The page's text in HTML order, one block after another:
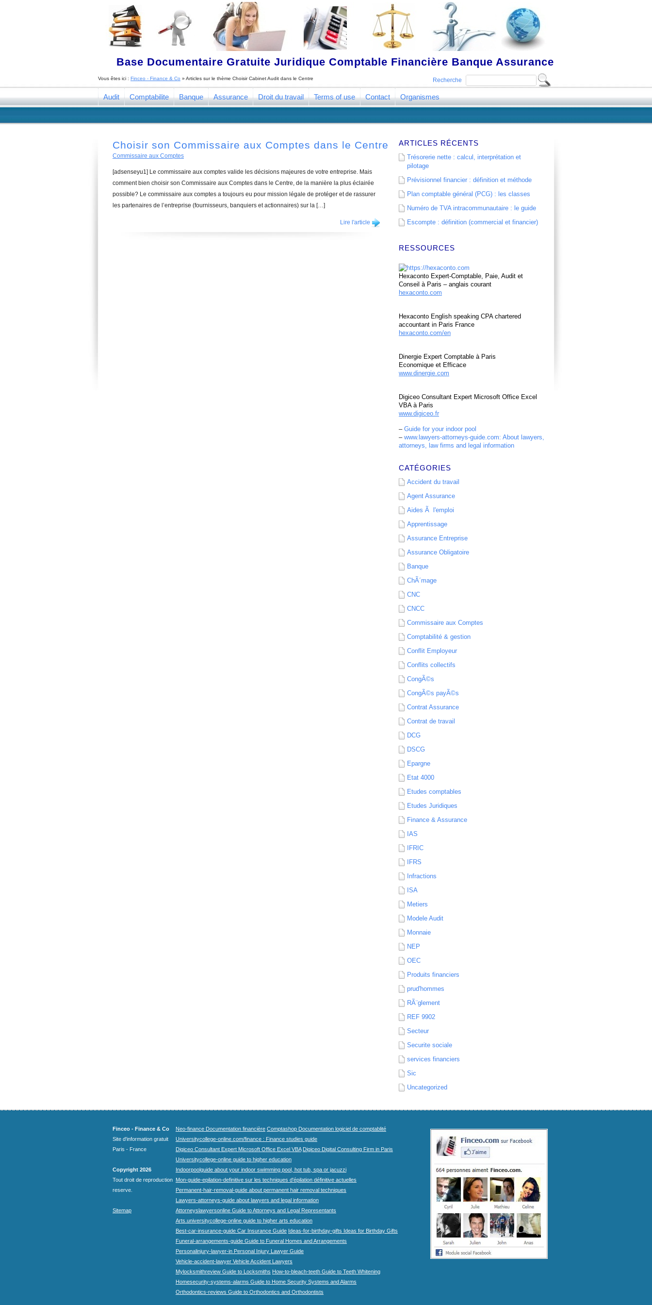
Base Documentaire Gratuite Juridique Comptable Financière Banque Assurance
Recherche
Vous êtes ici : Finceo - Finance & Co » Articles sur le thème Choisir Cabinet Audit dans le Centre
Audit Comptabilite Banque Assurance Droit du travail Terms of use Contact Organismes
Choisir son Commissaire aux Comptes dans le Centre
Commissaire aux Comptes
[adsenseyu1] Le commissaire aux comptes valide les décisions majeures de votre entreprise. Mais
comment bien choisir son Commissaire aux Comptes dans le Centre, de la manière la plus éclairée
possible? Le commissaire aux comptes a toujours eu pour mission légale de protéger et de rassurer
les partenaires de l’entreprise (fournisseurs, banquiers et actionnaires) sur la […]
Lire l'article
ARTICLES RÉCENTS
Trésorerie nette : calcul, interprétation et
pilotage
Prévisionnel financier : définition et méthode
Plan comptable général (PCG) : les classes
Numéro de TVA intracommunautaire : le guide
Escompte : définition (commercial et financier)
RESSOURCES
Hexaconto Expert-Comptable, Paie, Audit et
Conseil à Paris – anglais courant
hexaconto.com
Hexaconto English speaking CPA chartered
accountant in Paris France
hexaconto.com/en
Dinergie Expert Comptable à Paris
Economique et Efficace
www.dinergie.com
Digiceo Consultant Expert Microsoft Office Excel
VBA à Paris
www.digiceo.fr
– Guide for your indoor pool
– www.lawyers-attorneys-guide.com: About lawyers,
attorneys, law firms and legal information
CATÉGORIES
Accident du travail
Agent Assurance
Aides Ã l'emploi
Apprentissage
Assurance Entreprise
Assurance Obligatoire
Banque
ChÃ´mage
CNC
CNCC
Commissaire aux Comptes
Comptabilité & gestion
Conflit Employeur
Conflits collectifs
CongÃ©s
CongÃ©s payÃ©s
Contrat Assurance
Contrat de travail
DCG
DSCG
Epargne
Etat 4000
Etudes comptables
Etudes Juridiques
Finance & Assurance
IAS
IFRIC
IFRS
Infractions
ISA
Metiers
Modele Audit
Monnaie
NEP
OEC
Produits financiers
prud'hommes
RÃ¨glement
REF 9902
Secteur
Securite sociale
services financiers
Sic
Uncategorized
Finceo - Finance & Co
Site d'information gratuit
Paris - France
Copyright 2026
Tout droit de reproduction
reserve.
Sitemap
Neo-finance Documentation financière Comptashop Documentation logiciel de comptablité
Universitycollege-online.com/finance : Finance studies guide
Digiceo Consultant Expert Microsoft Office Excel VBA Digiceo Digital Consulting Firm in Paris
Universitycollege-online guide to higher education
Indoorpoolguide about your indoor swimming pool, hot tub, spa or jacuzzi
Mon-guide-epilation-definitive sur les techniques d'épilation définitive actuelles
Permanent-hair-removal-guide about permanent hair removal techniques
Lawyers-attorneys-guide about lawyers and legal information
Attorneyslawyersonline Guide to Attorneys and Legal Representants
Arts.universitycollege-online guide to higher arts education
Best-car-insurance-guide Car Insurance Guide Ideas-for-birthday-gifts Ideas for Birthday Gifts
Funeral-arrangements-guide Guide to Funeral Homes and Arrangements
Personalinjury-lawyer-in Personal Injury Lawyer Guide
Vehicle-accident-lawyer Vehicle Accident Lawyers
Mylocksmithreview Guide to Locksmiths How-to-bleach-teeth Guide to Teeth Whitening
Homesecurity-systems-alarms Guide to Home Security Systems and Alarms
Orthodontics-reviews Guide to Orthodontics and Orthodontists